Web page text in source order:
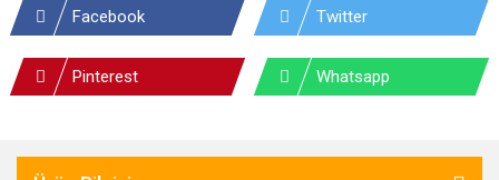
Facebook Twitter
Pinterest Whatsapp